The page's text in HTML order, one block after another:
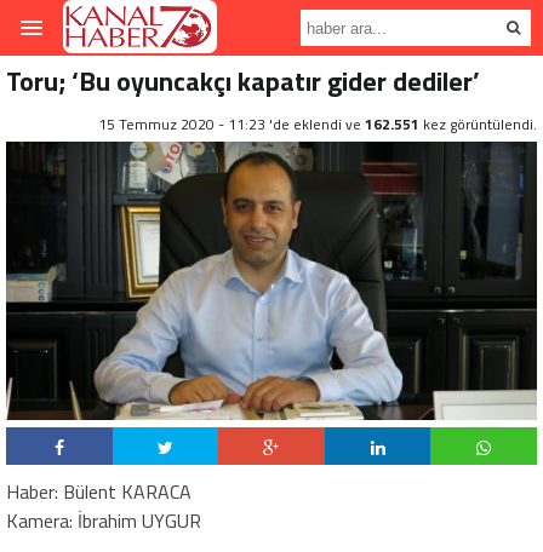
Toru; ‘Bu oyuncakçı kapatır gider dediler’
15 Temmuz 2020 - 11:23 'de eklendi ve 162.551 kez görüntülendi.
Haber: Bülent KARACA
Kamera: İbrahim UYGUR